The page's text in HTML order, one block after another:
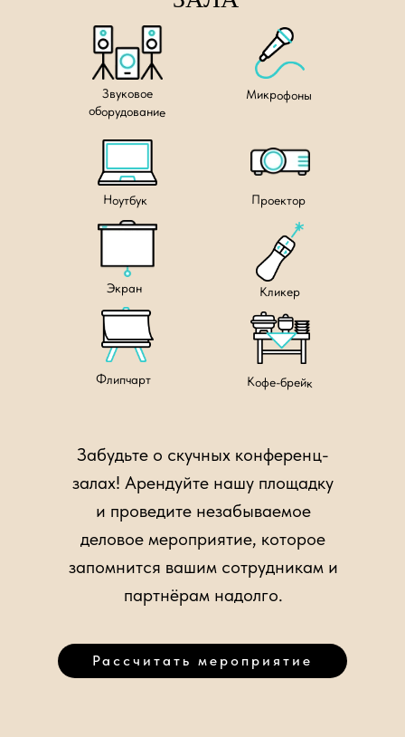
Ноутбук
Кофе-брейк
Звуковое
оборудование
Флипчарт
Проектор
Экран Кликер
Микрофоны
Рассчитать мероприятие
Забудьте о скучных конференц-
залах! Арендуйте нашу площадку
и проведите незабываемое
деловое мероприятие, которое
запомнится вашим сотрудникам и
партнёрам надолго.